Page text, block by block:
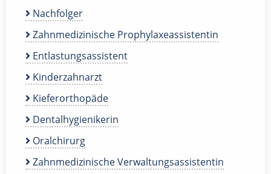
Nachfolger
Zahnmedizinische Prophylaxeassistentin
Entlastungsassistent
Kinderzahnarzt
Kieferorthopäde
Dentalhygienikerin
Oralchirurg
Zahnmedizinische Verwaltungsassistentin